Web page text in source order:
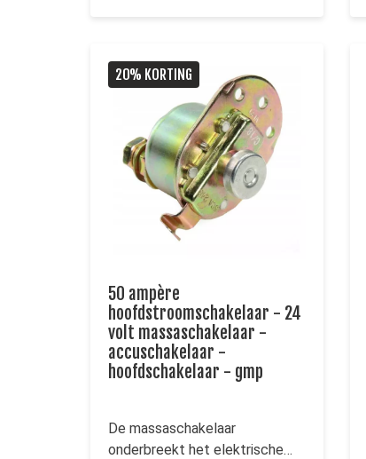
20% KORTING
50 ampère
hoofdstroomschakelaar - 24
volt massaschakelaar -
accuschakelaar -
hoofdschakelaar - gmp
De massaschakelaar
onderbreekt het elektrische